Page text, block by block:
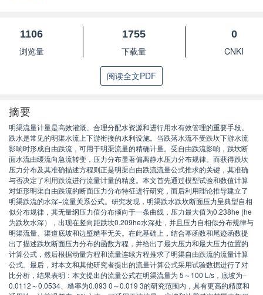
1106
浏览量
1755
下载量
0
CNKI
阅读全文PDF
摘要
明渠流量计量是高效灌溉、合理分配水资源和进行用水有效管理的重要手段。
跌水是常见的明渠水流上下游衔接的水利设施。当跌落水流不受跌坎下游水流
影响时形成自由跌流，可用于明渠流量的精确计量。受自由跌流影响，跌坎断
面水流由缓流向急流转变，压力分布显著偏离静水压力分布规律。而获得跌坎
压力分布及其准确描述方程则正是明渠自由跌流流量公式推求的关键，其准确
与否决定了利用跌流进行流量计量的精度。本文首先通过模型试验和数值计算
对矩形明渠自由跌流的断面压力分布特征进行研究，而后利用理论推导建立了
明渠跌流的水深−流量关系公式。研究发现，明渠跌水跌坎断面压力呈典型自相
似分布规律，其无量纲压力值分布倾向于一条曲线，压力最大值为0.238he (he
为跌坎水深），出现在竖向距跌坎0.209he水深处，并且压力自相似分布规律与
明渠流量、渠道底坡和边壁糙率无关。在此基础上，结合幂函数和尾迹函数提
出了描述跌坎断面压力分布的函数方程，并给出了最大压力和最大压力位置的
计算公式，然后根据动量方程和流量连续方程推求了明渠自由跌流的流量计算
公式。最后，对本文和其他研究者提出的流量计算公式采用试验数据进行了对
比分析，结果表明：本文提出的流量公式在明渠流量为 5～100 L/s，底坡为–
0.0112～0.0534、糙率为0.093 0～0.019 3的研究范围内，具有更高的精度和